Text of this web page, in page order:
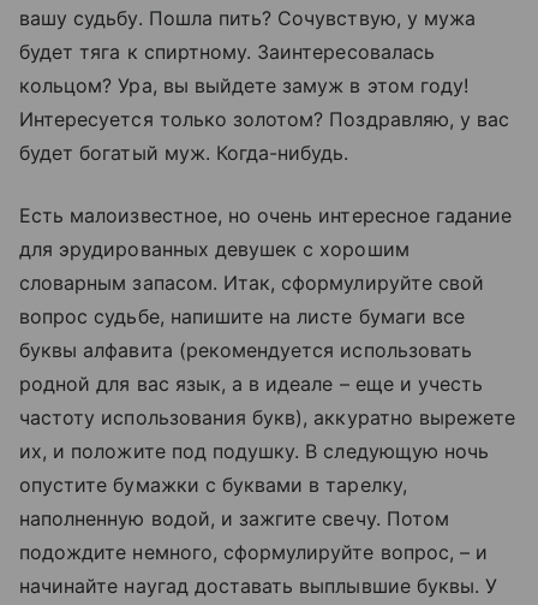
вашу судьбу. Пошла пить? Сочувствую, у мужа
будет тяга к спиртному. Заинтересовалась
кольцом? Ура, вы выйдете замуж в этом году!
Интересуется только золотом? Поздравляю, у вас
будет богатый муж. Когда-нибудь.
Есть малоизвестное, но очень интересное гадание
для эрудированных девушек с хорошим
словарным запасом. Итак, сформулируйте свой
вопрос судьбе, напишите на листе бумаги все
буквы алфавита (рекомендуется использовать
родной для вас язык, а в идеале – еще и учесть
частоту использования букв), аккуратно вырежете
их, и положите под подушку. В следующую ночь
опустите бумажки с буквами в тарелку,
наполненную водой, и зажгите свечу. Потом
подождите немного, сформулируйте вопрос, – и
начинайте наугад доставать выплывшие буквы. У